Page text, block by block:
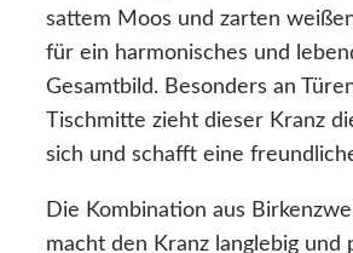
sattem Moos und zarten
für ein harmonisches und
Gesamtbild. Besonders an
Tischmitte zieht dieser Kranz
sich und schafft eine
Die Kombination aus
macht den Kranz langlebig und